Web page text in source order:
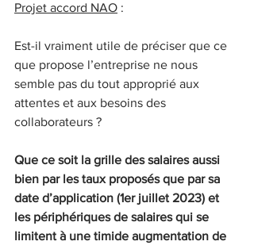
Projet accord NAO :
Est-il vraiment utile de préciser que ce
que propose l’entreprise ne nous
semble pas du tout approprié aux
attentes et aux besoins des
collaborateurs ?
Que ce soit la grille des salaires aussi
bien par les taux proposés que par sa
date d’application (1er juillet 2023) et
les périphériques de salaires qui se
limitent à une timide augmentation de